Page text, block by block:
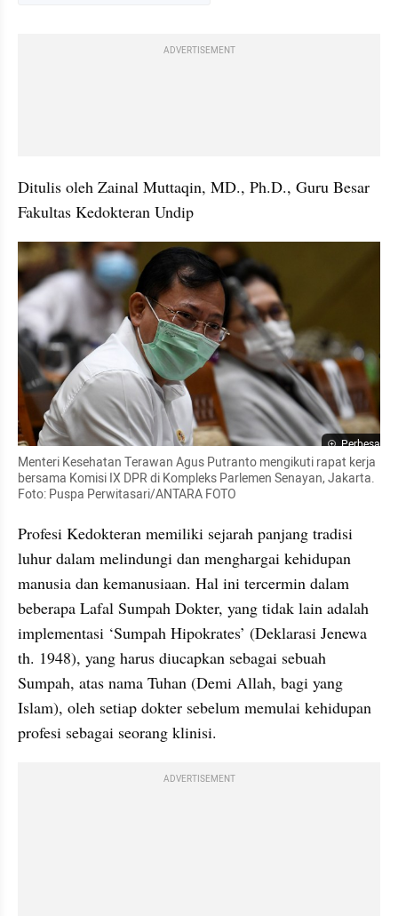
ADVERTISEMENT
Ditulis oleh Zainal Muttaqin, MD., Ph.D., Guru Besar
Fakultas Kedokteran Undip
Perbesar
Menteri Kesehatan Terawan Agus Putranto mengikuti rapat kerja
bersama Komisi IX DPR di Kompleks Parlemen Senayan, Jakarta.
Foto: Puspa Perwitasari/ANTARA FOTO
Profesi Kedokteran memiliki sejarah panjang tradisi
luhur dalam melindungi dan menghargai kehidupan
manusia dan kemanusiaan. Hal ini tercermin dalam
beberapa Lafal Sumpah Dokter, yang tidak lain adalah
implementasi ‘Sumpah Hipokrates’ (Deklarasi Jenewa
th. 1948), yang harus diucapkan sebagai sebuah
Sumpah, atas nama Tuhan (Demi Allah, bagi yang
Islam), oleh setiap dokter sebelum memulai kehidupan
profesi sebagai seorang klinisi.
ADVERTISEMENT